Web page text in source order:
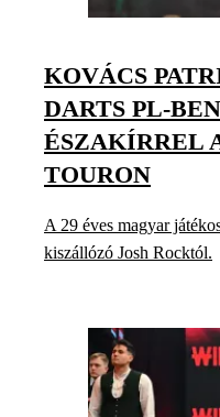
KOVÁCS
DARTS PL-
ÉSZAKÍRREL
TOURON
A 29 éves magyar
kiszállózó Josh Rocktól.